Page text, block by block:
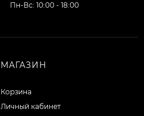
Пн-Вс: 10:00 - 18:00
МАГАЗИН
Корзина
Личный кабинет